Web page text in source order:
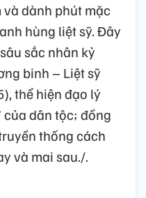
dành phút mặc
hùng liệt sỹ. Đây
sắc nhân kỷ
binh – Liệt sỹ
thể hiện đạo lý
của dân tộc; đồng
thống cách
và mai sau./.